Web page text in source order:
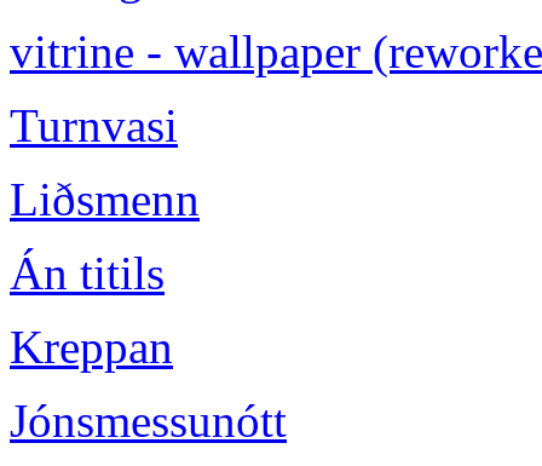
vitrine - wallpaper
Turnvasi
Liðsmenn
Án titils
Kreppan
Jónsmessunótt